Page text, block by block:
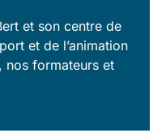
et son centre de
et de l’animation
nos formateurs et